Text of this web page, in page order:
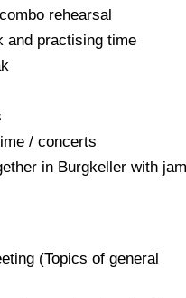
rehearsal
and practising time
/ concerts
in Burgkeller with jam
(Topics of general